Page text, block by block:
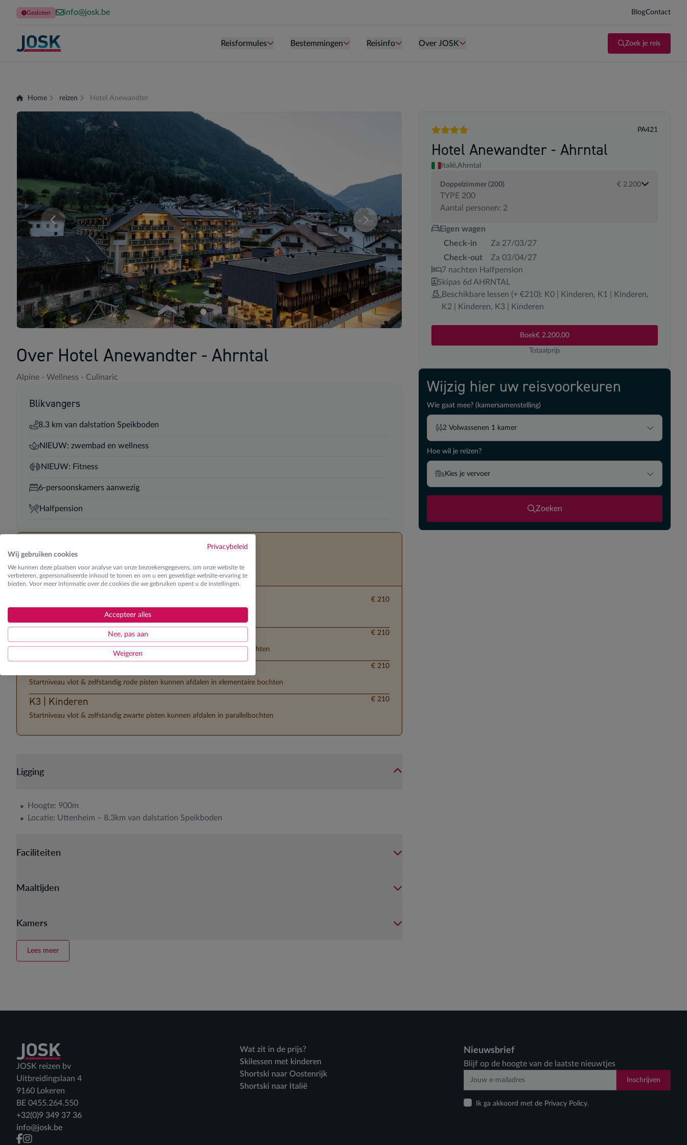
Privacybeleid
Wij gebruiken cookies
We kunnen deze plaatsen voor analyse van onze bezoekersgegevens, om onze website te
verbeteren, gepersonaliseerde inhoud te tonen en om u een geweldige website-ervaring te
bieden. Voor meer informatie over de cookies die we gebruiken opent u de instellingen.
Accepteer alles
Nee, pas aan
Weigeren
Gesloten info@josk.be BlogContact
Terug naar de homepage
Zoek je reis
Reisformules Persoon is te oud kind te zijn.
Bestemmingen Persoon is te oud kind te zijn.
Reisinfo Persoon is te oud kind te zijn.
Over JOSK
Home reizen Hotel Anewandter
Er zijn momenteel geen kamers beschikbaar voor deze samenstelling. U kan uw kamersamenstelling wijzigen.
Vergelijk de verschillende transportopties
4 sterren
PA421
Hotel Anewandter - Ahrntal
Italië,Ahrntal
Doppelzimmer (200)
TYPE 200
Aantal personen: 2
€ 2.200
Eigen wagen
Check-in
Za 27/03/27
Check-out
Za 03/04/27
7 nachten Halfpension
Skipas 6d AHRNTAL
Beschikbare lessen (+ €210): K0 | Kinderen, K1 | Kinderen,
K2 | Kinderen, K3 | Kinderen
Boek€ 2.200,00
Totaalprijs
Wijzig hier uw reisvoorkeuren
Wie gaat mee? (kamersamenstelling)
2 Volwassenen 1 kamer
Hoe wil je reizen?
Kies je vervoer
Zoeken
Over Hotel Anewandter - Ahrntal
Alpine - Wellness - Culinaric
Blikvangers
8.3 km van dalstation Speikboden
NIEUW: zwembad en wellness
NIEUW: Fitness
6-persoonskamers aanwezig
Halfpension
Skilessen
Ontdek de verschillende lesgroepen
Eerste maal op de skilatten (beginner)
€ 210
Startniveau vlot & zelfstandig blauwe pisten kunnen afdalen in ploegbochten
€ 210
Startniveau vlot & zelfstandig rode pisten kunnen afdalen in elementaire bochten
€ 210
K3 | Kinderen
Startniveau vlot & zelfstandig zwarte pisten kunnen afdalen in parallelbochten
€ 210
Ligging
Hoogte: 900m
Locatie: Uttenheim – 8.3km van dalstation Speikboden
Faciliteiten
Maaltijden
Kamers
Lees meer
Terug naar home
JOSK reizen bv
Uitbreidingslaan 4
9160 Lokeren
BE 0455.264.550
+32(0)9 349 37 36
info@josk.be
Wat zit in de prijs?
Skilessen met kinderen
Shortski naar Oostenrijk
Shortski naar Italië
Nieuwsbrief
Blijf op de hoogte van de laatste nieuwtjes
Inschrijven
Ik ga akkoord met de Privacy Policy.